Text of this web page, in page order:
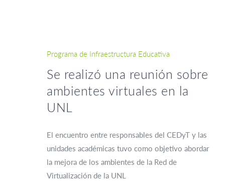
Programa de Infraestructura Educativa
Se realizó una reunión sobre
ambientes virtuales en la
UNL
El encuentro entre responsables del CEDyT y las
unidades académicas tuvo como objetivo abordar
la mejora de los ambientes de la Red de
Virtualización de la UNL